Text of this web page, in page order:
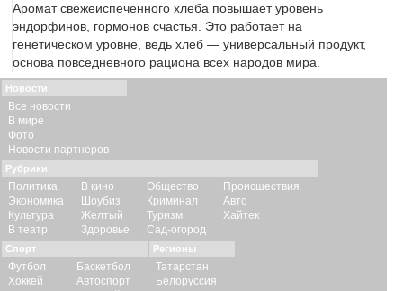
Аромат свежеиспеченного хлеба повышает уровень
эндорфинов, гормонов счастья. Это работает на
генетическом уровне, ведь хлеб — универсальный продукт,
основа повседневного рациона всех народов мира.
Новости
Все новости
В мире
Фото
Новости партнеров
Рубрики
Политика
Экономика
Культура
В театр
В кино
Шоубиз
Желтый
Здоровье
Общество
Криминал
Туризм
Сад-огород
Происшествия
Авто
Хайтек
Спорт
Футбол
Хоккей
Баскетбол
Автоспорт
Регионы
Татарстан
Белоруссия